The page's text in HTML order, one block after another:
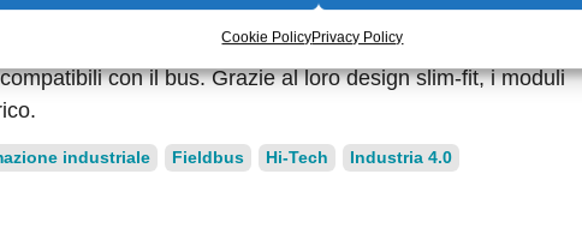
Cookie PolicyPrivacy Policy
dell’automazione tramite tutti i più diffusi sistemi
esattamente dove è necessario. Il 9251 si inserisce
con il bus. Grazie al loro design slim-fit, i moduli
industriale Fieldbus Hi-Tech
Industria 4.0